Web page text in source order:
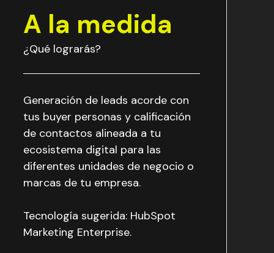
A la medida
¿Qué lograrás?
Generación de leads acorde con
tus buyer personas y calificación
de contactos alineada a tu
ecosistema digital para las
diferentes unidades de negocio o
marcas de tu empresa.
Tecnología sugerida: HubSpot
Marketing Enterprise.